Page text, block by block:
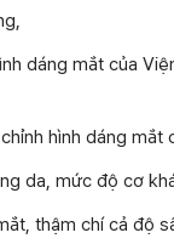
dáng mắt của
hình dáng mắt
da, mức độ cơ
thậm chí cả độ